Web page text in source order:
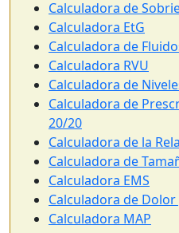
Calculadora de
Calculadora EtG
Calculadora de
Calculadora RVU
Calculadora de
Calculadora de
20/20
Calculadora de la
Calculadora de
Calculadora EMS
Calculadora de
Calculadora MAP